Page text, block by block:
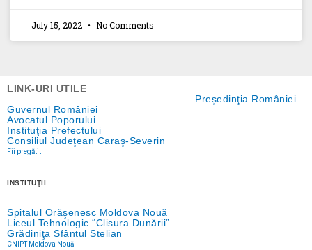
July 15, 2022 No Comments
LINK-URI UTILE
Preşedinţia României
Guvernul României
Avocatul Poporului
Instituţia Prefectului
Consiliul Judeţean Caraş-Severin
Fii pregătit
INSTITUŢII
Spitalul Orăşenesc Moldova Nouă
Liceul Tehnologic “Clisura Dunării”
Grădiniţa Sfântul Stelian
CNIPT Moldova Nouă